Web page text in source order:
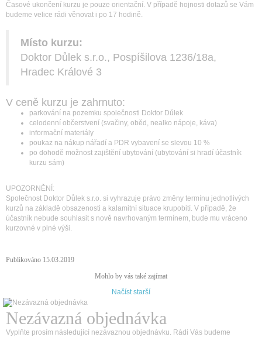
Časové ukončení kurzu je pouze orientační. V případě hojnosti dotazů se Vám
budeme velice rádi věnovat i po 17 hodině.
Místo kurzu:
Doktor Důlek s.r.o., Pospíšilova 1236/18a,
Hradec Králové 3
V ceně kurzu je zahrnuto:
parkování na pozemku společnosti Doktor Důlek
celodenní občerstvení (svačiny, oběd, nealko nápoje, káva)
informační materiály
poukaz na nákup nářadí a PDR vybavení se slevou 10 %
po dohodě možnost zajištění ubytování (ubytování si hradí účastník
kurzu sám)
UPOZORNĚNÍ:
Společnost Doktor Důlek s.r.o. si vyhrazuje právo změny termínu jednotlivých
kurzů na základě obsazenosti a kalamitní situace krupobití. V případě, že
účastník nebude souhlasit s nově navrhovaným termínem, bude mu vráceno
kurzovné v plné výši.
Publikováno 15.03.2019
Mohlo by vás také zajímat
Načíst starší
Nezávazná objednávka
Vyplňte prosím následující nezávaznou objednávku. Rádi Vás budeme